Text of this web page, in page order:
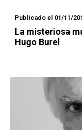
Publicado el 01/11/
La misteriosa
Hugo Burel